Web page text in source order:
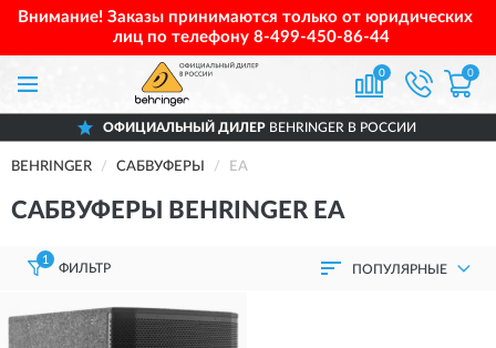
Внимание! Заказы принимаются только от юридических
лиц по телефону 8-499-450-86-44
0 0
ОФИЦИАЛЬНЫЙ ДИЛЕР BEHRINGER В РОССИИ
BEHRINGER САБВУФЕРЫ EA
САБВУФЕРЫ BEHRINGER EA
1
ФИЛЬТР ПОПУЛЯРНЫЕ